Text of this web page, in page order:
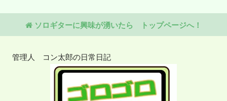
ソロギターに興味が湧いたら トップページへ！
管理人 コン太郎の日常日記